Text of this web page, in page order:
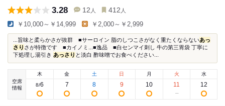
3.28 12 人 412 人
￥10,000～￥14,999 ￥2,000～￥2,999
...旨味と柔らかさが抜群 ■サーロイン 脂のしつこさがなく重たくならないあっ
さり さが特徴です ■カイノミ...■逸品 ■白センマイ刺し 牛の第三胃袋 丁寧に
下処理し湯引き あっさり と淡白 酢味噌でお食べください...
空席
情報
木
8/6
金
7
土
8
日
9
月
10
火
11
水
12